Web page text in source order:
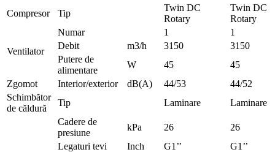
Compresor Tip
Twin DC
Rotary
Twin DC
Rotary
Ventilator
Numar 1
1
Debit
m3/h 3150
3150
Putere de
alimentare
W 45
45
Zgomot
Interior/exterior dB(A) 44/53
44/52
Schimbător
de căldură
Tip Laminare
Laminare
Cadere de
presiune
kPa 26
26
Legaturi tevi
Inch G1’’
G1’’